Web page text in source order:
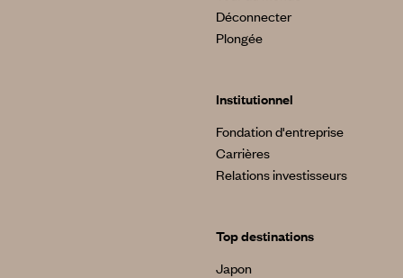
Déconnecter
Plongée
Institutionnel
Fondation d'entreprise
Carrières
Relations investisseurs
Top destinations
Japon